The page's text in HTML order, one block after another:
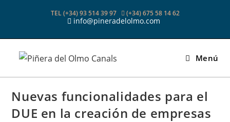
TEL (+34) 93 514 39 97 (+34) 675 58 14 62
info@pineradelolmo.com
Menú
Nuevas funcionalidades para el
DUE en la creación de empresas